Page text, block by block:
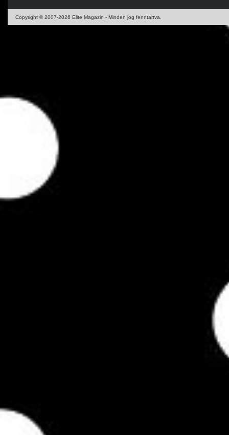
Copyright © 2007-2026 Elite Magazin - Minden jog fenntartva.